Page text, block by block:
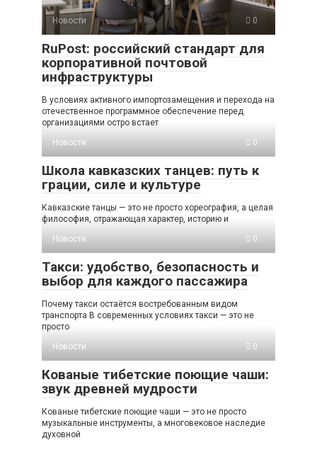
Новости 0
RuPost: российский стандарт для
корпоративной почтовой
инфраструктуры
В условиях активного импортозамещения и перехода на
отечественное программное обеспечение перед
организациями остро встает
Новости
0
Школа кавказских танцев: путь к
грации, силе и культуре
Кавказские танцы — это не просто хореография, а целая
философия, отражающая характер, историю и
Новости
0
Такси: удобство, безопасность и
выбор для каждого пассажира
Почему такси остаётся востребованным видом
транспорта В современных условиях такси — это не
просто
Новости
0
Кованые тибетские поющие чаши:
звук древней мудрости
Кованые тибетские поющие чаши — это не просто
музыкальные инструменты, а многовековое наследие
духовной